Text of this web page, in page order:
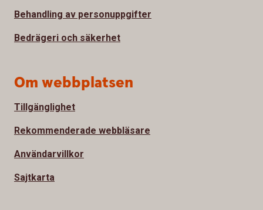
Behandling av personuppgifter
Bedrägeri och säkerhet
Om webbplatsen
Tillgänglighet
Rekommenderade webbläsare
Användarvillkor
Sajtkarta